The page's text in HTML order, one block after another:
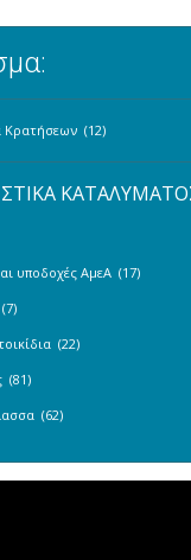
Κρατήσεων (12)
υποδοχές ΑμεΑ (17)
(22)
(81)
(62)